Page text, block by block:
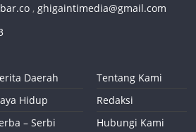
,ghigaintimedia@gmail.com
Daerah
Hidup
– Serbi
Tentang Kami
Redaksi
Hubungi Kami